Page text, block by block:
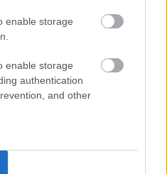
enable storage
enable storage
authentication
and other
vártunk: szombattól
csökken a riasztás
járt az államtitkár: a